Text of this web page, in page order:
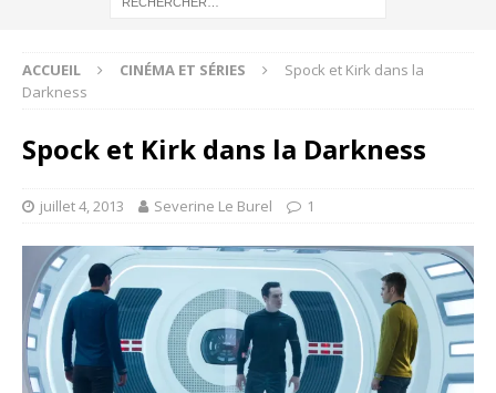
ACCUEIL CINÉMA ET SÉRIES
Spock et Kirk dans la
Darkness
Spock et Kirk dans la Darkness
juillet 4, 2013 Severine Le Burel 1